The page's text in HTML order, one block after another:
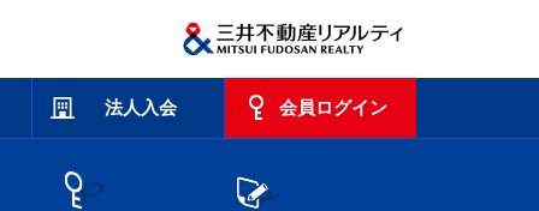
法人入会 会員ログイン